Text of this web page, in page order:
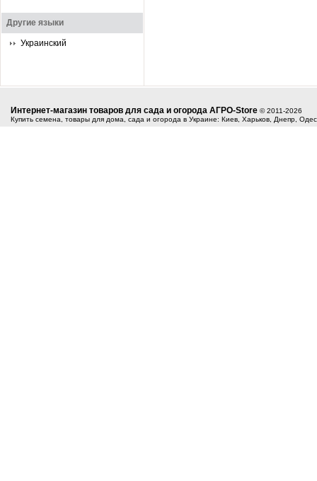
Другие языки
Украинский
Интернет-магазин товаров для сада и огорода АГРО-Store © 2011-2026
Купить семена, товары для дома, сада и огорода в Украине: Киев, Харьков, Днепр,